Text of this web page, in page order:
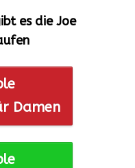
es die Joe
Damen